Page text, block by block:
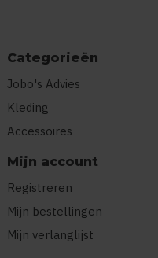
Categorieën
Jobo's Advies
Kleding
Accessoires
Mijn account
Registreren
Mijn bestellingen
Mijn verlanglijst